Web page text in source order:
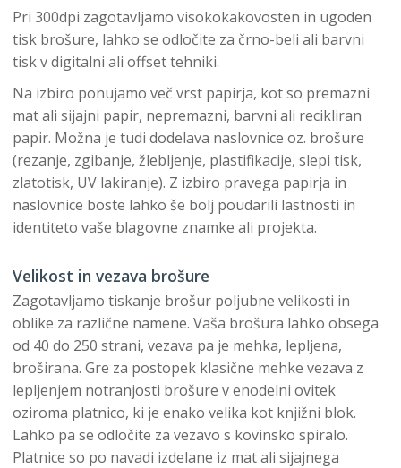
Pri 300dpi zagotavljamo visokokakovosten in ugoden
tisk brošure, lahko se odločite za črno-beli ali barvni
tisk v digitalni ali offset tehniki.
Na izbiro ponujamo več vrst papirja, kot so premazni
mat ali sijajni papir, nepremazni, barvni ali recikliran
papir. Možna je tudi dodelava naslovnice oz. brošure
(rezanje, zgibanje, žlebljenje, plastifikacije, slepi tisk,
zlatotisk, UV lakiranje). Z izbiro pravega papirja in
naslovnice boste lahko še bolj poudarili lastnosti in
identiteto vaše blagovne znamke ali projekta.
Velikost in vezava brošure
Zagotavljamo tiskanje brošur poljubne velikosti in
oblike za različne namene. Vaša brošura lahko obsega
od 40 do 250 strani, vezava pa je mehka, lepljena,
broširana. Gre za postopek klasične mehke vezava z
lepljenjem notranjosti brošure v enodelni ovitek
oziroma platnico, ki je enako velika kot knjižni blok.
Lahko pa se odločite za vezavo s kovinsko spiralo.
Platnice so po navadi izdelane iz mat ali sijajnega